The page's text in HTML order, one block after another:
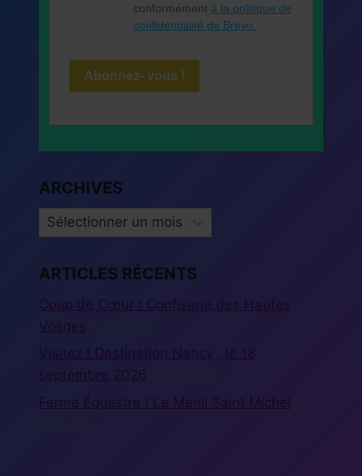
conformément à la politique de
confidentialité de Brevo.
Abonnez- vous !
ARCHIVES
ARCHIVES
ARTICLES RÉCENTS